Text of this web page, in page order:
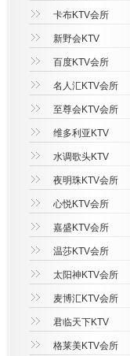
卡布KTV会所
新野会KTV
百度KTV会所
名人汇KTV会所
至尊会KTV会所
维多利亚KTV
水调歌头KTV
夜明珠KTV会所
心悦KTV会所
嘉盛KTV会所
温莎KTV会所
太阳神KTV会所
麦博汇KTV会所
君临天下KTV
格莱美KTV会所